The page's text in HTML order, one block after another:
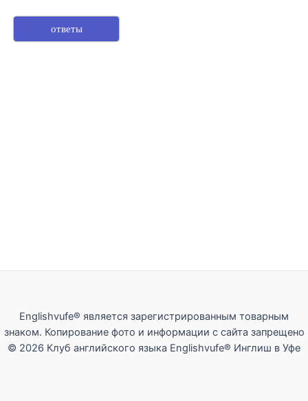
ответы
Englishvufe® является зарегистрированным товарным
знаком. Копирование фото и информации с сайта запрещено
© 2026 Клуб английского языка Englishvufe® Инглиш в Уфе